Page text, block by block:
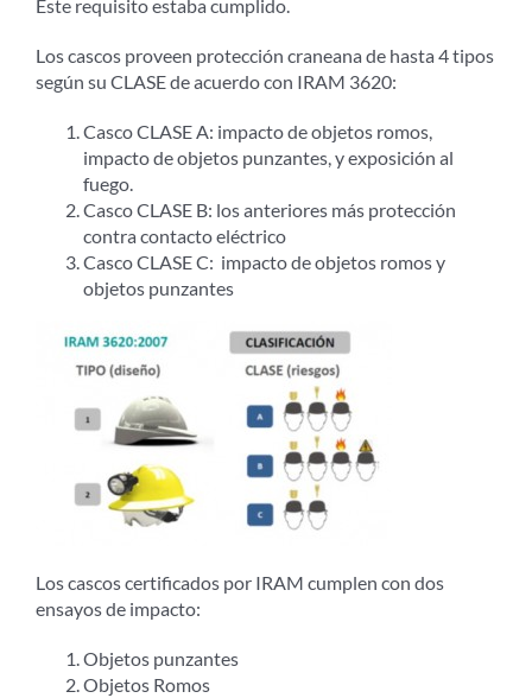
Este requisito estaba cumplido.
Los cascos proveen protección craneana de hasta 4 tipos
según su CLASE de acuerdo con IRAM 3620:
Casco CLASE A: impacto de objetos romos,
impacto de objetos punzantes, y exposición al
fuego.
Casco CLASE B: los anteriores más protección
contra contacto eléctrico
Casco CLASE C: impacto de objetos romos y
objetos punzantes
Los cascos certificados por IRAM cumplen con dos
ensayos de impacto:
Objetos punzantes
Objetos Romos